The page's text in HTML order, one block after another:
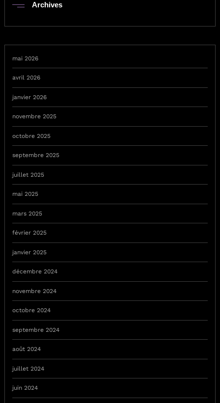
Archives
mai 2026
avril 2026
janvier 2026
novembre 2025
octobre 2025
septembre 2025
juillet 2025
mai 2025
mars 2025
février 2025
janvier 2025
décembre 2024
novembre 2024
octobre 2024
septembre 2024
août 2024
juillet 2024
juin 2024